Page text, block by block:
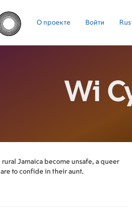
О проекте Войти Rus
Wi
Jamaica become unsafe, a queer
to confide in their aunt.